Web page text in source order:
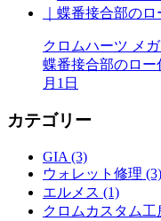
クロムハーツ メ
蝶番接合部のロー
月1日
カテゴリー
GIA (3)
ウォレット修理 (3)
エルメス (1)
クロムカスタム工